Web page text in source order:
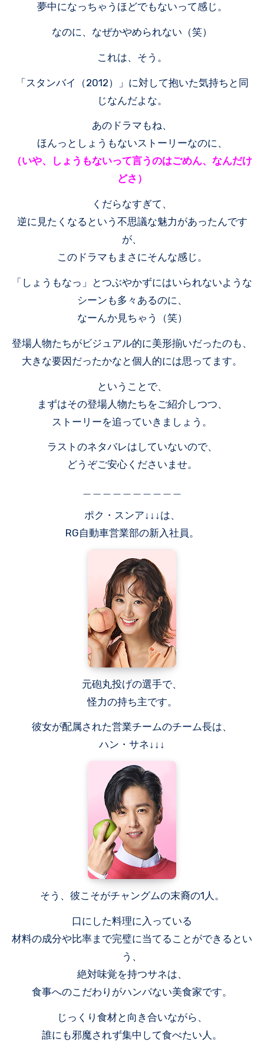
夢中になっちゃうほどでもないって感じ。
なのに、なぜかやめられない（笑）
これは、そう。
「スタンバイ（2012）」に対して抱いた気持ちと同
じなんだよな。
あのドラマもね、
ほんっとしょうもないストーリーなのに、
（いや、しょうもないって言うのはごめん、なんだけ
どさ）
くだらなすぎて、
逆に見たくなるという不思議な魅力があったんです
が、
このドラマもまさにそんな感じ。
「しょうもなっ」とつぶやかずにはいられないような
シーンも多々あるのに、
なーんか見ちゃう（笑）
登場人物たちがビジュアル的に美形揃いだったのも、
大きな要因だったかなと個人的には思ってます。
ということで、
まずはその登場人物たちをご紹介しつつ、
ストーリーを追っていきましょう。
ラストのネタバレはしていないので、
どうぞご安心くださいませ。
ポク・スンア↓↓↓は、
RG自動車営業部の新入社員。
元砲丸投げの選手で、
怪力の持ち主です。
彼女が配属された営業チームのチーム長は、
ハン・サネ↓↓↓
そう、彼こそがチャングムの末裔の1人。
口にした料理に入っている
材料の成分や比率まで完璧に当てることができるとい
う、
絶対味覚を持つサネは、
食事へのこだわりがハンパない美食家です。
じっくり食材と向き合いながら、
誰にも邪魔されず集中して食べたい人。